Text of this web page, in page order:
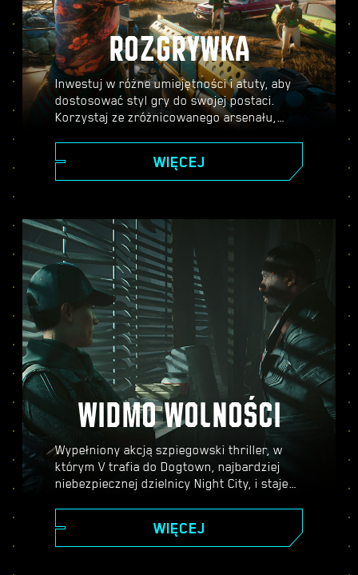
ROZGRYWKA
Inwestuj w różne umiejętności i atuty, aby
dostosować styl gry do swojej postaci.
Korzystaj ze zróżnicowanego arsenału,
legendą Night City. Bierz udział w
strzelaninach, atakuj wrogów z dystansu
miejsca.
WIĘCEJ
WIDMO WOLNOŚCI
Wypełniony akcją szpiegowski thriller, w
którym V trafia do Dogtown, najbardziej
niebezpiecznej dzielnicy Night City, i staje
kręgów władzy. Zanurz się w świecie
szpiegów w cieszącym się uznaniem
WIĘCEJ